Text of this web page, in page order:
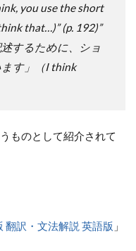
you use the short
that…)” (p. 192)”
するために、ショ
す」（I think
ものとして紹介されて
翻訳・文法解説 英語版 」